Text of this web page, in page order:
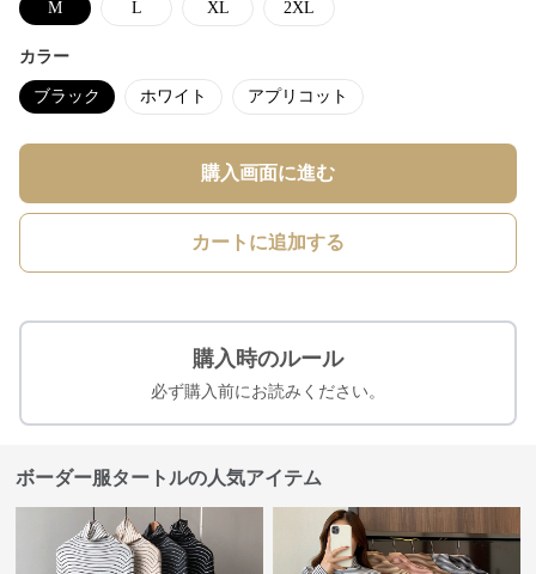
M L XL 2XL
カラー
ブラック ホワイト アプリコット
購入画面に進む
カートに追加する
購入時のルール
必ず購入前にお読みください。
ボーダー服タートルの人気アイテム